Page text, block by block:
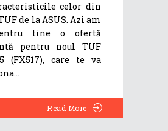
celor din
de la ASUS. Azi am
tine o ofertă
pentru noul TUF
(FX517), care te va
Read More